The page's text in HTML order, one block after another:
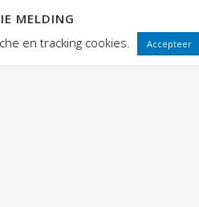
PUBLIEKSWERKING
MELDING
en tracking cookies.
Accepteer